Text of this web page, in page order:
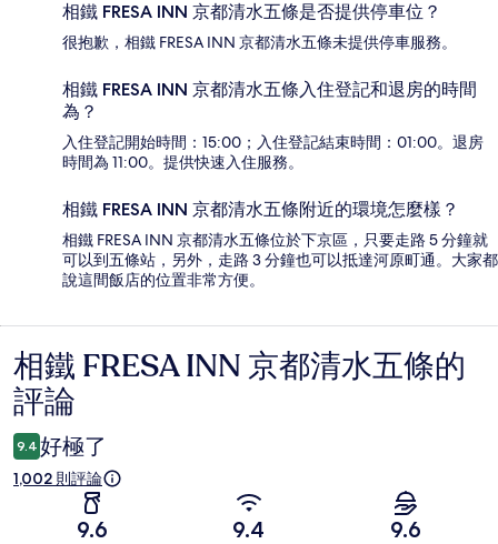
相鐵 FRESA INN 京都清水五條是否提供停車位？
很抱歉，相鐵 FRESA INN 京都清水五條未提供停車服務。
相鐵 FRESA INN 京都清水五條入住登記和退房的時間
為？
入住登記開始時間：15:00；入住登記結束時間：01:00。退房
時間為 11:00。提供快速入住服務。
相鐵 FRESA INN 京都清水五條附近的環境怎麼樣？
相鐵 FRESA INN 京都清水五條位於下京區，只要走路 5 分鐘就
可以到五條站，另外，走路 3 分鐘也可以抵達河原町通。大家都
說這間飯店的位置非常方便。
評
論
相鐵 FRESA INN 京都清水五條的
評論
9.4 好極了
1,002 則評論
9.6 9.4 9.6